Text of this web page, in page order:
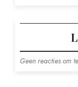
Geen reacties om